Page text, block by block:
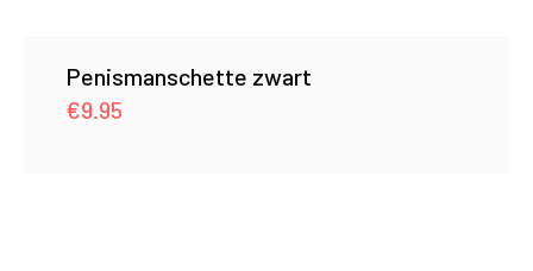
Penismanschette zwart
€9.95